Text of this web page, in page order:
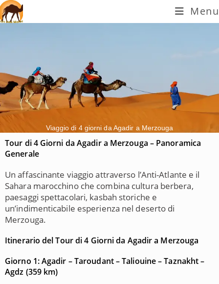
Menu
Viaggio di 4 giorni da Agadir a Merzouga
Tour di 4 Giorni da Agadir a Merzouga – Panoramica
Generale
Un affascinante viaggio attraverso l’Anti-Atlante e il
Sahara marocchino che combina cultura berbera,
paesaggi spettacolari, kasbah storiche e
un’indimenticabile esperienza nel deserto di
Merzouga.
Itinerario del Tour di 4 Giorni da Agadir a Merzouga
Giorno 1: Agadir – Taroudant – Taliouine – Taznakht –
Agdz (359 km)